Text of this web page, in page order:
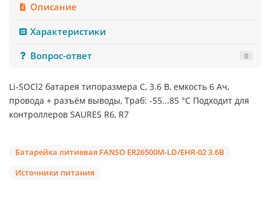
Описание
Характеристики
Вопрос-ответ
0
Li-SOCl2 батарея типоразмера C, 3.6 В, емкость 6 Ач,
провода + разъём выводы, Траб: -55...85 °C Подходит для
контроллеров SAURES R6, R7
Батарейка литиевая FANSO ER26500M-LD/EHR-02 3.6В
Источники питания